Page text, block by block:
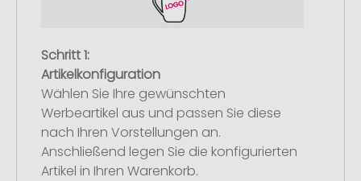
Schritt 1:
Artikelkonfiguration
Wählen Sie Ihre gewünschten
Werbeartikel aus und passen Sie diese
nach Ihren Vorstellungen an.
Anschließend legen Sie die konfigurierten
Artikel in Ihren Warenkorb.